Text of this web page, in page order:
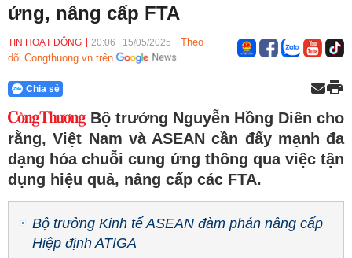
ứng, nâng cấp FTA
TIN HOẠT ĐỘNG 20:06 15/05/2025
Theo
dõi Congthuong.vn trên
Chia sẻ
Bộ trưởng Nguyễn Hồng Diên cho
rằng, Việt Nam và ASEAN cần đẩy mạnh đa
dạng hóa chuỗi cung ứng thông qua việc tận
dụng hiệu quả, nâng cấp các FTA.
Bộ trưởng Kinh tế ASEAN đàm phán nâng cấp
Hiệp định ATIGA